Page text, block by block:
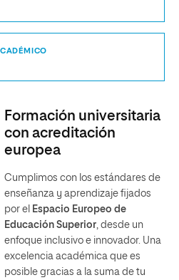
Formación universitaria
con acreditación
europea
Cumplimos con los estándares de
enseñanza y aprendizaje fijados
por el Espacio Europeo de
Educación Superior, desde un
enfoque inclusivo e innovador. Una
excelencia académica que es
posible gracias a la suma de tu